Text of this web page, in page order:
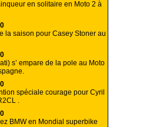
en solitaire en Moto 2 à
la saison pour Casey Stoner au
s’ empare de la pole au Moto
spéciale courage pour Cyril
.
BMW en Mondial superbike